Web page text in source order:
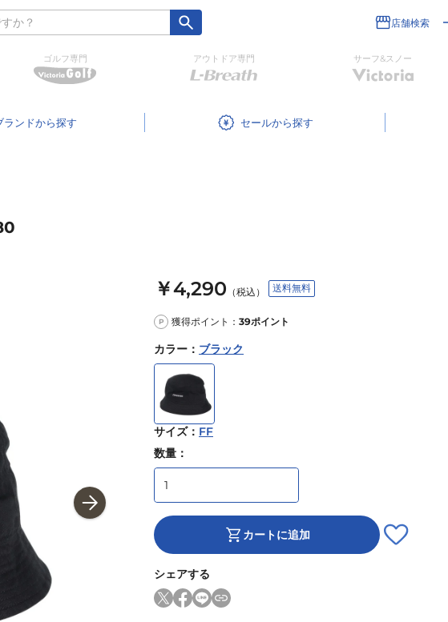
店舗検索
ゴルフ専門 アウトドア専門 サーフ&スノー
ランド セール
￥4,290 （税込） 送料無料
P 獲得ポイント： 39ポイント
カラー ： ブラック
サイズ： FF
数量：
カートに追加
シェアする